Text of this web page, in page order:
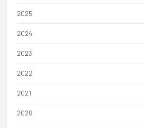
2025
2024
2023
2022
2021
2020